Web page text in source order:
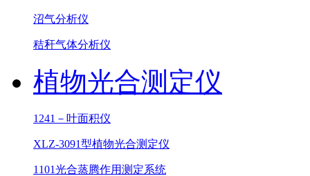
沼气分析仪
秸秆气体分析仪
植物光合测定仪
1241－叶面积仪
XLZ-3091型植物光合测定仪
1101光合蒸腾作用测定系统